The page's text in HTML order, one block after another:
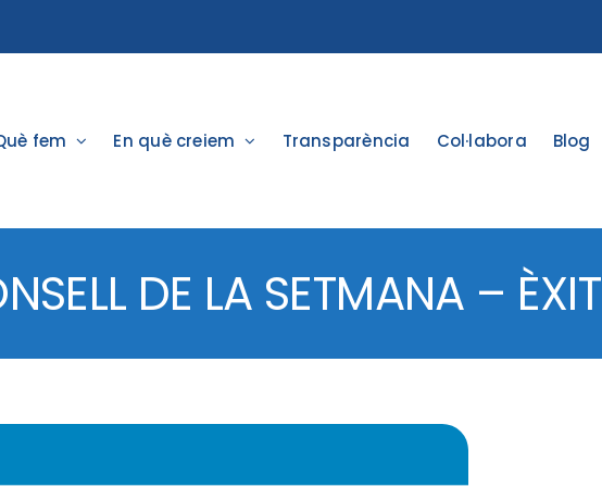
fem En què creiem Transparència Col·labora Blog
DE LA SETMANA – ÈXIT